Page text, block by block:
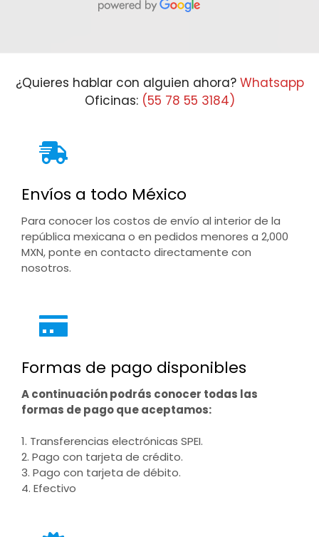
¿Quieres hablar con alguien ahora? Whatsapp
Oficinas: (55 78 55 3184)
Envíos a todo México
Para conocer los costos de envío al interior de la
república mexicana o en pedidos menores a 2,000
MXN, ponte en contacto directamente con
nosotros.
Formas de pago disponibles
A continuación podrás conocer todas las
formas de pago que aceptamos:
1. Transferencias electrónicas SPEI.
2. Pago con tarjeta de crédito.
3. Pago con tarjeta de débito.
4. Efectivo